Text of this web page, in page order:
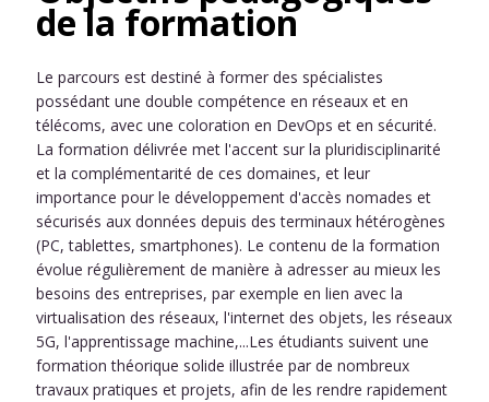
de la formation
Le parcours est destiné à former des spécialistes
possédant une double compétence en réseaux et en
télécoms, avec une coloration en DevOps et en sécurité.
La formation délivrée met l'accent sur la pluridisciplinarité
et la complémentarité de ces domaines, et leur
importance pour le développement d'accès nomades et
sécurisés aux données depuis des terminaux hétérogènes
(PC, tablettes, smartphones). Le contenu de la formation
évolue régulièrement de manière à adresser au mieux les
besoins des entreprises, par exemple en lien avec la
virtualisation des réseaux, l'internet des objets, les réseaux
5G, l'apprentissage machine,...Les étudiants suivent une
formation théorique solide illustrée par de nombreux
travaux pratiques et projets, afin de les rendre rapidement